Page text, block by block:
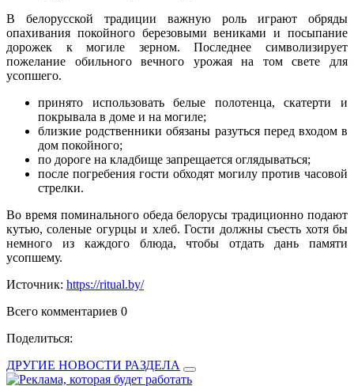
В белорусской традиции важную роль играют обряды
опахивания покойного березовыми вениками и посыпание
дорожек к могиле зерном. Последнее символизирует
пожелание обильного вечного урожая на том свете для
усопшего.
принято использовать белые полотенца, скатерти и
покрывала в доме и на могиле;
близкие родственники обязаны разуться перед входом в
дом покойного;
по дороге на кладбище запрещается оглядываться;
после погребения гости обходят могилу против часовой
стрелки.
Во время поминального обеда белорусы традиционно подают
кутью, соленые огурцы и хлеб. Гости должны съесть хотя бы
немного из каждого блюда, чтобы отдать дань памяти
усопшему.
Источник: https://ritual.by/
Всего комментариев 0
Поделиться:
ДРУГИЕ НОВОСТИ РАЗДЕЛА